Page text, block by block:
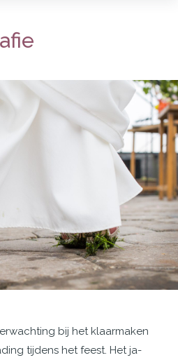
bij het klaarmaken
tijdens het feest. Het ja-